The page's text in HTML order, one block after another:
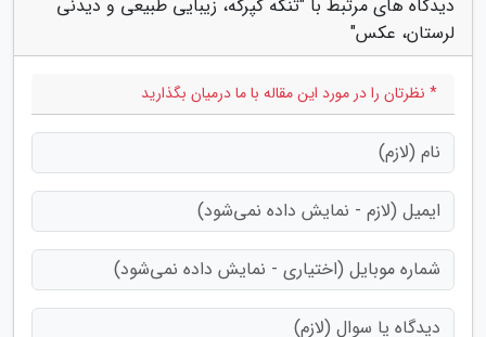
دیدگاه های مرتبط با "تنگه کپرگه، زیبایی طبیعی و دیدنی
لرستان، عکس"
* نظرتان را در مورد این مقاله با ما درمیان بگذارید